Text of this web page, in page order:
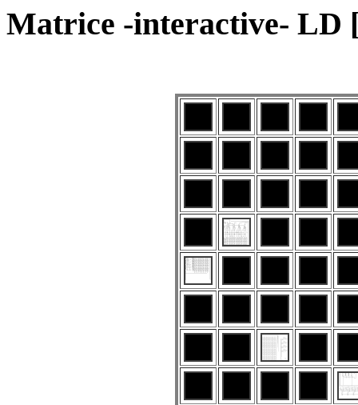
Matrice -interactive-